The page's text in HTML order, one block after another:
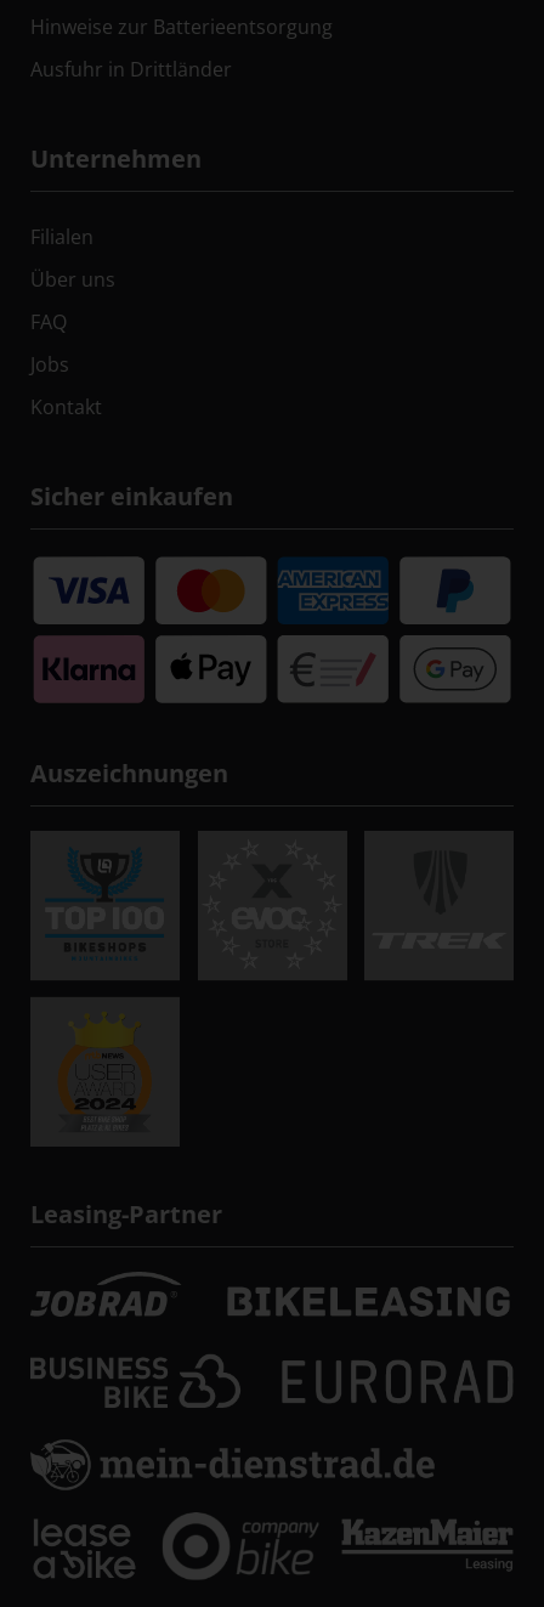
Hinweise zur Batterieentsorgung
Ausfuhr in Drittländer
Unternehmen
Filialen
Über uns
FAQ
Jobs
Kontakt
Sicher einkaufen
Auszeichnungen
Leasing-Partner